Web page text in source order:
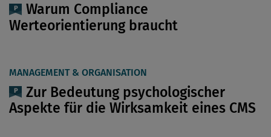
Warum Compliance
Werteorientierung braucht
MANAGEMENT & ORGANISATION
Zur Bedeutung psychologischer
Aspekte für die Wirksamkeit eines CMS